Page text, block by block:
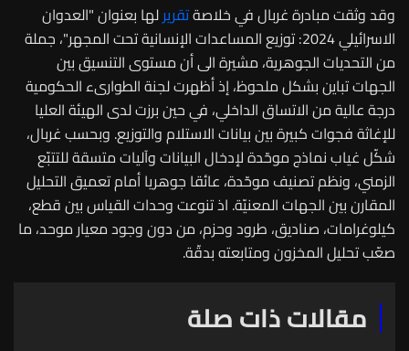
وقد وثقت مبادرة غربال في خلاصةتقريرلها بعنوان "العدوان
الاسرائيلي 2024: توزيع المساعدات الإنسانية تحت المجهر"، جملة
من التحديات الجوهرية، مشيرة الى أن مستوى التنسيق بين
الجهات تباين بشكل ملحوظ، إذ أظهرت لجنة الطوارىء الحكومية
درجة عالية من الاتساق الداخلي، في حين برزت لدى الهيئة العليا
للإغاثة فجوات كبيرة بين بيانات الاستلام والتوزيع. وبحسب غربال،
شكّل غياب نماذج موحّدة لإدخال البيانات وآليات متسقة للتتبّع
الزمني، ونظم تصنيف موحّدة، عائقا جوهريا أمام تعميق التحليل
المقارن بين الجهات المعنيّة. اذ تنوعت وحدات القياس بين قطع،
كيلوغرامات، صناديق، طرود وحزم، من دون وجود معيار موحد، ما
صعّب تحليل المخزون ومتابعته بدقّة.
مقالات ذات صلة